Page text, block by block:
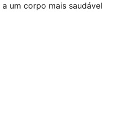
um corpo mais saudável